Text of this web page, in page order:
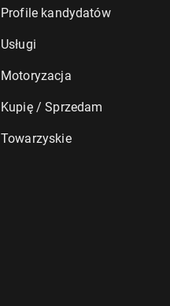
Profile kandydatów
Usługi
Motoryzacja
Kupię / Sprzedam
Towarzyskie